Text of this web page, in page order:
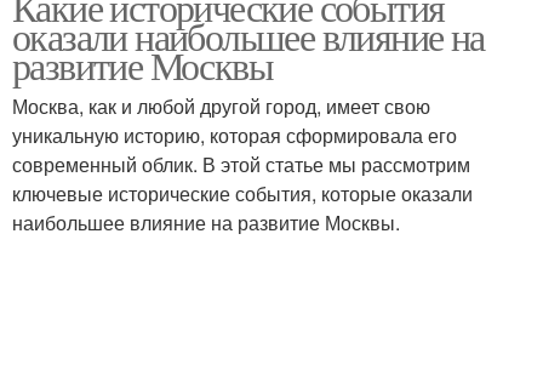
оказали наибольшее влияние на
развитие Москвы
Москва, как и любой другой город, имеет свою
уникальную историю, которая сформировала его
современный облик. В этой статье мы рассмотрим
ключевые исторические события, которые оказали
наибольшее влияние на развитие Москвы.